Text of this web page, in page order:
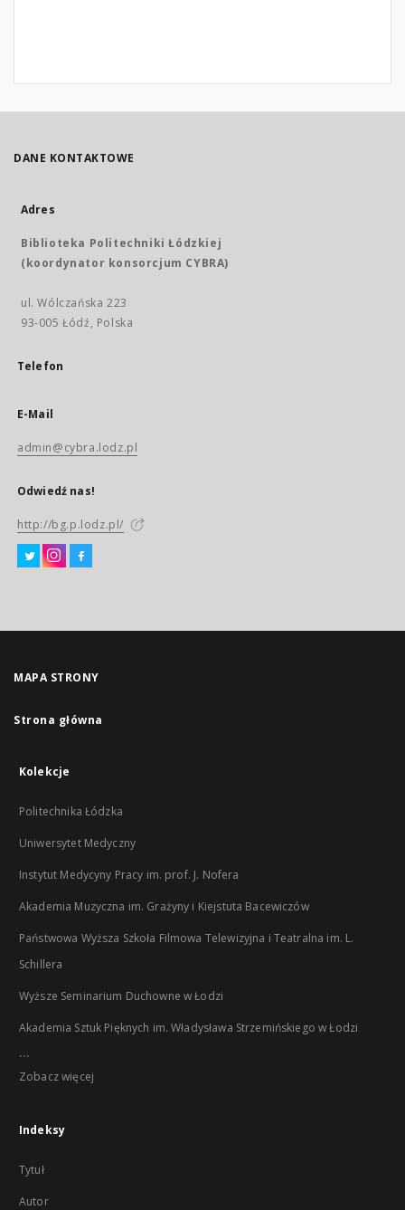
DANE KONTAKTOWE
Adres
Biblioteka Politechniki Łódzkiej
(koordynator konsorcjum CYBRA)
ul. Wólczańska 223
93-005 Łódź, Polska
Telefon
E-Mail
admin@cybra.lodz.pl
Odwiedź nas!
http://bg.p.lodz.pl/
MAPA STRONY
Strona główna
Kolekcje
Politechnika Łódzka
Uniwersytet Medyczny
Instytut Medycyny Pracy im. prof. J. Nofera
Akademia Muzyczna im. Grażyny i Kiejstuta Bacewiczów
Państwowa Wyższa Szkoła Filmowa Telewizyjna i Teatralna im. L.
Schillera
Wyższe Seminarium Duchowne w Łodzi
Akademia Sztuk Pięknych im. Władysława Strzemińskiego w Łodzi
...
Zobacz więcej
Indeksy
Tytuł
Autor